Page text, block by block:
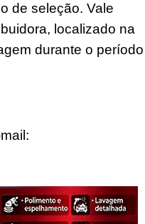
de seleção. Vale
localizado na
durante o período